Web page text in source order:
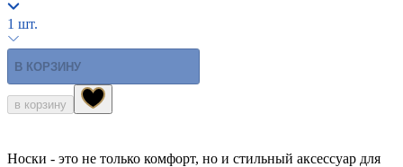
1 шт.
В КОРЗИНУ
в корзину
Носки - это не только комфорт, но и стильный аксессуар для